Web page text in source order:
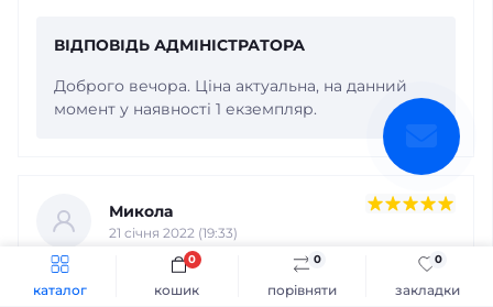
каталог порівняти
0
закладки
0
кошик
0
ВІДПОВІДЬ АДМІНІСТРАТОРА
Доброго вечора. Ціна актуальна, на данний
момент у наявності 1 екземпляр.
Микола
21 cічня 2022 (19:33)
Магазин заслуговує на відмінну оцінку. Після того
як залишив заявку покупки навушників, пройшло